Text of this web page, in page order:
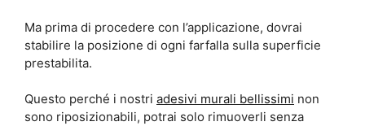
Ma prima di procedere con l’applicazione, dovrai
stabilire la posizione di ogni farfalla sulla superficie
prestabilita.
Questo perché i nostri adesivi murali bellissimi non
sono riposizionabili, potrai solo rimuoverli senza